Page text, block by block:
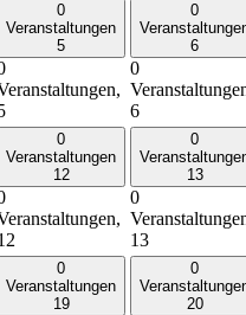
0
Veranstaltungen
5
0
6
0
6
0
Veranstaltungen
12
0
13
0
13
0
Veranstaltungen
19
0
20